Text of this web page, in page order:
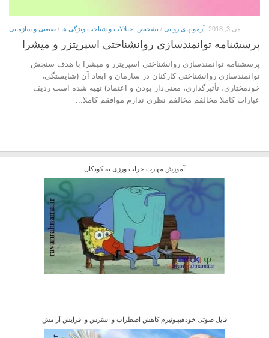
آزمونهای روانی / تشخیص اختلالات و شناخت ویژگی ها / صنعتی و سازمانی می 3, 2018
پرسشنامه توانمندسازی روانشناختی اسپریتزر و میشرا
پرسشنامه توانمندسازی روانشناختی اسپریتزر و میشرا با هدف سنجش
توانمندسازی روانشناختی کارکنان در سازمان و ابعاد آن (شایستگی،
ﺧﻮدﻣﺨﺘﺎري، ﺗﺄﺛﻴﺮﮔﺬاري، ﻣﻌﻨﻲدار ﺑﻮدن و اﻋﺘﻤﺎد) تهیه شده است ردیف
عبارات کاملا مخالفم مخالفم نظری ندارم موافقم کاملا...
فایل صوتی خودهیپنوتیزم کاهش اضطراب و استرس و افزایش آرامش
آموزش مهارت جرات ورزی به کودکان